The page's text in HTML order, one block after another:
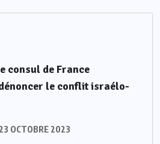
consul de France
le conflit israélo-
23 OCTOBRE 2023